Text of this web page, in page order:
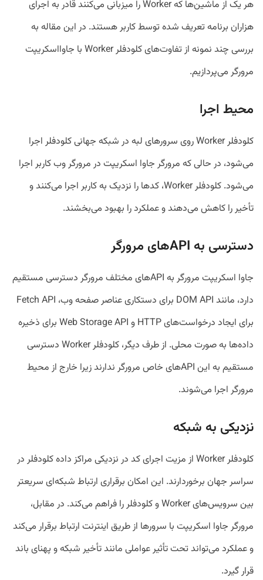
هر یک از ماشین‌ها که Worker را میزبانی می‌کنند قادر به اجرای
هزاران برنامه تعریف شده توسط کاربر هستند. در این مقاله به
بررسی چند نمونه از تفاوت‌های کلودفلر Worker با جاوااسکریپت
مرورگر می‌پردازیم.
محیط اجرا
کلودفلر Worker روی سرور‌های لبه در شبکه جهانی کلودفلر اجرا
می‌شود، در حالی که مرورگر جاوا اسکریپت در مرورگر وب کاربر اجرا
می‌شود. کلودفلر Worker، کدها را نزدیک‌ به کاربر اجرا می‌کنند و
تأخیر را کاهش می‌دهند و عملکرد را بهبود می‌بخشند.
دسترسی به API‌های مرورگر
جاوا اسکریپت مرورگر به API‌های مختلف مرورگر دسترسی مستقیم
دارد، مانند DOM API برای دستکاری عناصر صفحه وب، Fetch API
برای ایجاد درخواست‌های HTTP و Web Storage API برای ذخیره
داده‌ها به صورت محلی. از طرف دیگر، کلودفلر Worker دسترسی
مستقیم به این API‌های خاص مرورگر ندارند زیرا خارج از محیط
مرورگر اجرا می‌شوند.
نزدیکی به شبکه
کلودفلر Worker از مزیت اجرای کد در نزدیکی مراکز داده کلودفلر در
سراسر جهان برخوردارند. این امکان برقراری ارتباط شبکه‌ای سریعتر
بین سرویس‌های Worker و کلودفلر را فراهم می‌کند. در مقابل،
مرورگر جاوا اسکریپت با سرور‌ها از طریق اینترنت ارتباط برقرار می‌کند
و عملکرد می‌تواند تحت تأثیر عواملی مانند تأخیر شبکه و پهنای باند
قرار گیرد.